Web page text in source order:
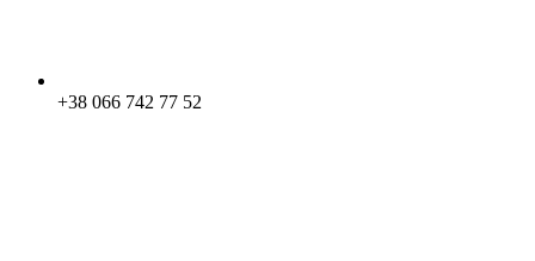
+38 066 742 77 52